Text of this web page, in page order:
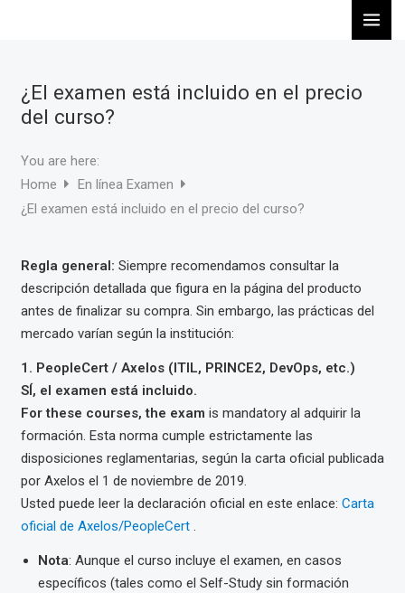
¿El examen está incluido en el precio
del curso?
You are here:
Home
En línea Examen
¿El examen está incluido en el precio del curso?
Regla general: Siempre recomendamos consultar la
descripción detallada que figura en la página del producto
antes de finalizar su compra. Sin embargo, las prácticas del
mercado varían según la institución:
1. PeopleCert / Axelos (ITIL, PRINCE2, DevOps, etc.)
SÍ, el examen está incluido.
For these courses, the exam is mandatoryal adquirir la
formación. Esta norma cumple estrictamente las
disposiciones reglamentarias, según la carta oficial publicada
por Axelos el 1 de noviembre de 2019.
Usted puede leer la declaración oficial en este enlace: Carta
oficial de Axelos/PeopleCert.
Nota: Aunque el curso incluye el examen, en casos
específicos (tales como el Self-Study sin formación